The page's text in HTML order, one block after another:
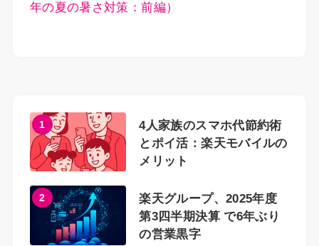
年の夏の暑さ対策：前編）
1
4人家族のスマホ代節約術
とポイ活：楽天モバイルの
メリット
2
楽天グループ、2025年度
第3四半期決算 で6年ぶり
の営業黒字